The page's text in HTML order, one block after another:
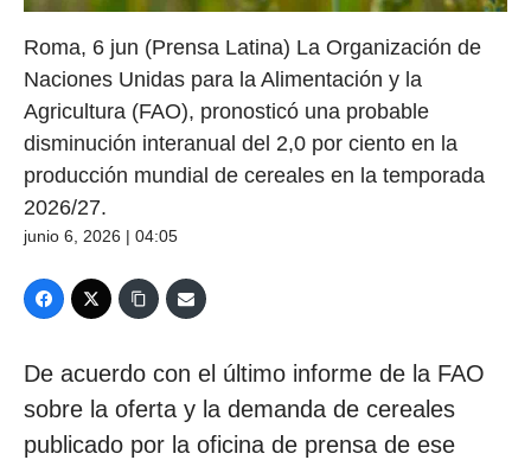
Roma, 6 jun (Prensa Latina) La Organización de
Naciones Unidas para la Alimentación y la
Agricultura (FAO), pronosticó una probable
disminución interanual del 2,0 por ciento en la
producción mundial de cereales en la temporada
2026/27.
junio 6, 2026 | 04:05
De acuerdo con el último informe de la FAO
sobre la oferta y la demanda de cereales
publicado por la oficina de prensa de ese